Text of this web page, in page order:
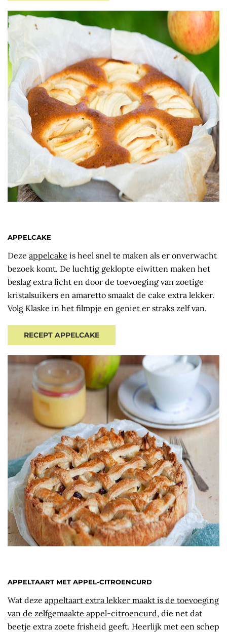
APPELCAKE
Deze appelcake is heel snel te maken als er onverwacht
bezoek komt. De luchtig geklopte eiwitten maken het
beslag extra licht en door de toevoeging van zoetige
kristalsuikers en amaretto smaakt de cake extra lekker.
Volg Klaske in het filmpje en geniet er straks zelf van.
RECEPT APPELCAKE
APPELTAART MET APPEL-CITROENCURD
Wat deze appeltaart extra lekker maakt is de toevoeging
van de zelfgemaakte appel-citroencurd, die net dat
beetje extra zoete frisheid geeft. Heerlijk met een schep